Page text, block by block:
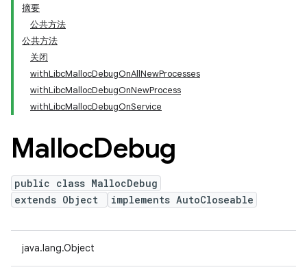
摘要
公共方法
公共方法
关闭
withLibcMallocDebugOnAllNewProcesses
withLibcMallocDebugOnNewProcess
withLibcMallocDebugOnService
MallocDebug
public class MallocDebug
extends Object
implements AutoCloseable
java.lang.Object